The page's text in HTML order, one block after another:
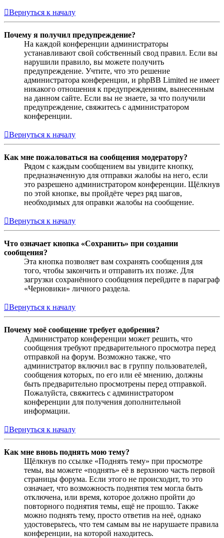
Вернуться к началу
Почему я получил предупреждение?
На каждой конференции администраторы
устанавливают свой собственный свод правил. Если вы
нарушили правило, вы можете получить
предупреждение. Учтите, что это решение
администратора конференции, и phpBB Limited не имеет
никакого отношения к предупреждениям, вынесенным
на данном сайте. Если вы не знаете, за что получили
предупреждение, свяжитесь с администратором
конференции.
Вернуться к началу
Как мне пожаловаться на сообщения модератору?
Рядом с каждым сообщением вы увидите кнопку,
предназначенную для отправки жалобы на него, если
это разрешено администратором конференции. Щёлкнув
по этой кнопке, вы пройдёте через ряд шагов,
необходимых для оправки жалобы на сообщение.
Вернуться к началу
Что означает кнопка «Сохранить» при создании
сообщения?
Эта кнопка позволяет вам сохранять сообщения для
того, чтобы закончить и отправить их позже. Для
загрузки сохранённого сообщения перейдите в параграф
«Черновики» личного раздела.
Вернуться к началу
Почему моё сообщение требует одобрения?
Администратор конференции может решить, что
сообщения требуют предварительного просмотра перед
отправкой на форум. Возможно также, что
администратор включил вас в группу пользователей,
сообщения которых, по его или её мнению, должны
быть предварительно просмотрены перед отправкой.
Пожалуйста, свяжитесь с администратором
конференции для получения дополнительной
информации.
Вернуться к началу
Как мне вновь поднять мою тему?
Щёлкнув по ссылке «Поднять тему» при просмотре
темы, вы можете «поднять» её в верхнюю часть первой
страницы форума. Если этого не происходит, то это
означает, что возможность поднятия тем могла быть
отключена, или время, которое должно пройти до
повторного поднятия темы, ещё не прошло. Также
можно поднять тему, просто ответив на неё, однако
удостоверьтесь, что тем самым вы не нарушаете правила
конференции, на которой находитесь.